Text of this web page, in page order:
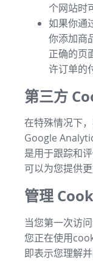
个网站时
如果你通
你添加商
正确的页
许订单的
第三方
在特殊情况下
Google
是用于跟踪和
可以为您提供更
管理
当您第一次访
您正在使用
即表示您理解